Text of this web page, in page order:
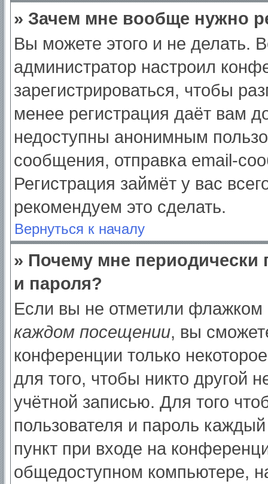
» Зачем мне вообще нужно
Вы можете этого и не делать.
администратор настроил
зарегистрироваться, чтобы
менее регистрация даёт вам
недоступны анонимным
сообщения, отправка email-
Регистрация займёт у вас
рекомендуем это сделать.
Вернуться к началу
» Почему мне периодически
и пароля?
Если вы не отметили флажком
каждом посещении, вы
конференции только
для того, чтобы никто другой
учётной записью. Для того
пользователя и пароль
пункт при входе на
общедоступном компьютере,